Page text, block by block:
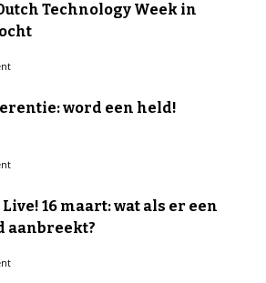
Technology Week in
word een held!
16 maart: wat als er een
aanbreekt?